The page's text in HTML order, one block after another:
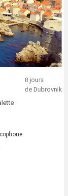
8 jours
de Dubrovnik